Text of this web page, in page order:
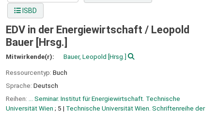
ISBD
EDV in der Energiewirtschaft / Leopold
Bauer [Hrsg.]
Mitwirkende(r): Bauer, Leopold [Hrsg.]
Ressourcentyp: Buch
Sprache: Deutsch
Reihen:
... Seminar. Institut für Energiewirtschaft. Technische
Universität Wien ; 5 | Technische Universität Wien. Schriftenreihe der